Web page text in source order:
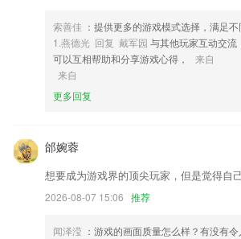
4,文章发布
5,24小时随时约课:上课时间自己选,随时可以上课
家长可随时观看课后回放
6,海量的学习课程，全面免费观看，还以相应的
天空体育中文版软件优势
1.浏览订单列表，家庭教育学院app迅速就能查看
2.平台提供错题本的功能，用户可以在线整理自己
索善佳 ：提供更多的游戏模式选择，满足不
1.燕德光 回复 戴军园 与其他玩家互动交流
可以互相帮助和分享游戏心得，
来自
来自
更多回复
邰婉蓉
想要成为游戏界的顶尖玩家，但是觉得自
2026-08-07 15:06 推荐
闻泽滢 ：游戏的画面质量怎么样？有没有